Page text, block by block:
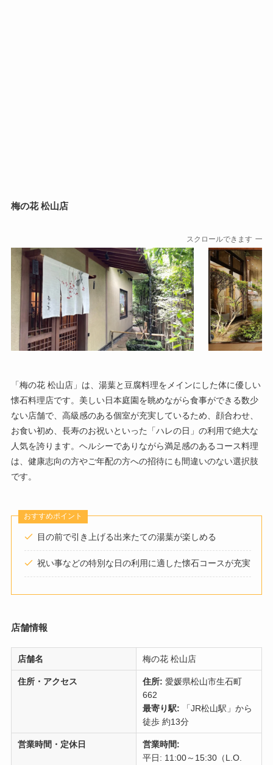
梅の花 松山店
スクロールできます
「梅の花 松山店」は、湯葉と豆腐料理をメインにした体に優しい
懐石料理店です。美しい日本庭園を眺めながら食事ができる数少
ない店舗で、高級感のある個室が充実しているため、顔合わせ、
お食い初め、長寿のお祝いといった「ハレの日」の利用で絶大な
人気を誇ります。ヘルシーでありながら満足感のあるコース料理
は、健康志向の方やご年配の方への招待にも間違いのない選択肢
です。
おすすめポイント
目の前で引き上げる出来たての湯葉が楽しめる
祝い事などの特別な日の利用に適した懐石コースが充実
店舗情報
店舗名 梅の花 松山店
住所・アクセス 住所: 愛媛県松山市生石町
662
最寄り駅: 「JR松山駅」から
徒歩 約13分
営業時間・定休日
営業時間:
平日: 11:00～15:30（L.O.